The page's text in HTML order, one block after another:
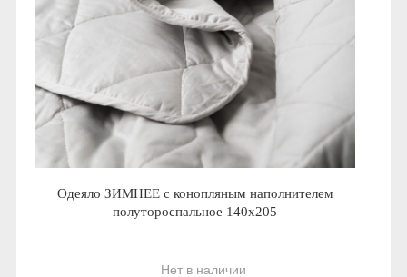
Одеяло ЗИМНЕЕ с конопляным наполнителем
полутороспальное 140x205
Нет в наличии